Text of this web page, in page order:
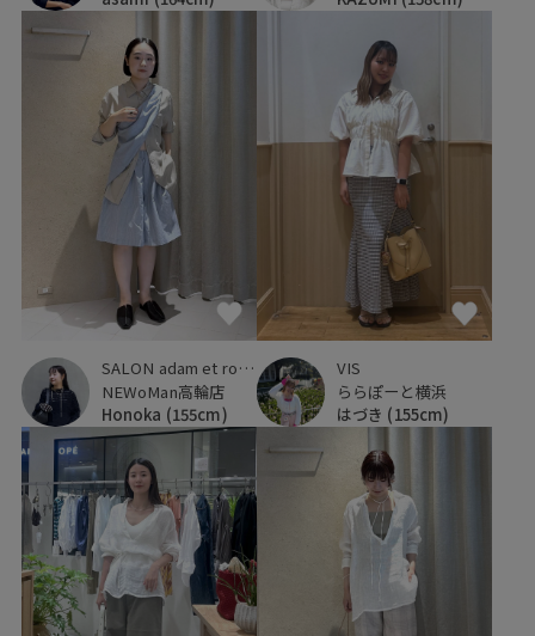
SALON adam et ropé
NEWoMan高輪店
Honoka (155cm)
VIS
ららぽーと横浜
はづき (155cm)